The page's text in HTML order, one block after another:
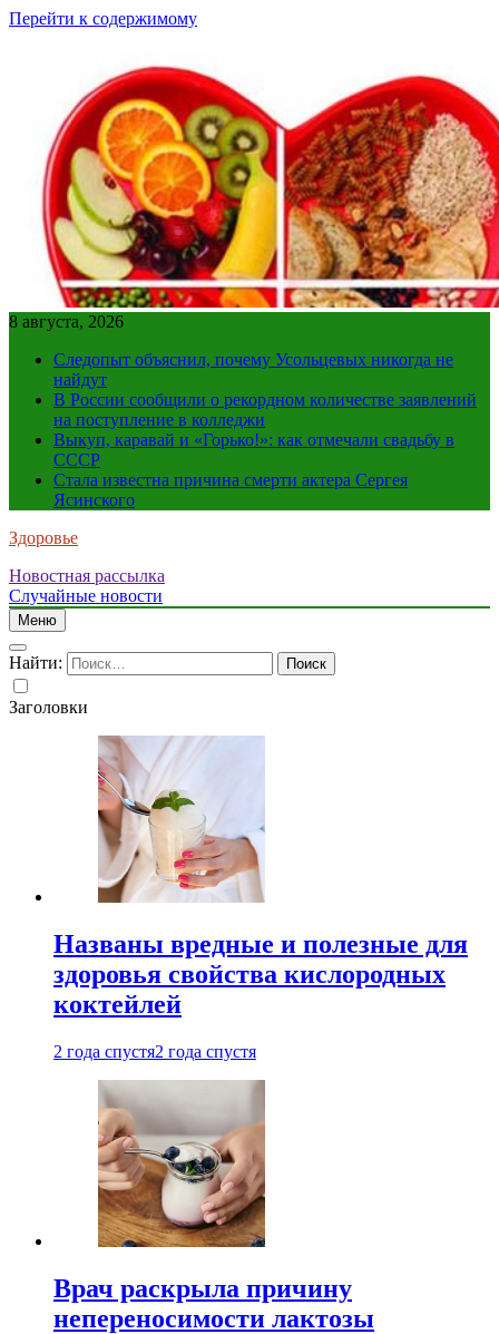
Перейти к содержимому
8 августа, 2026
Следопыт объяснил, почему Усольцевых никогда не
найдут
В России сообщили о рекордном количестве заявлений
на поступление в колледжи
Выкуп, каравай и «Горько!»: как отмечали свадьбу в
СССР
Стала известна причина смерти актера Сергея
Ясинского
Здоровье
Новостная рассылка
Случайные новости
Меню
Найти:
Заголовки
Названы вредные и полезные для
здоровья свойства кислородных
коктейлей
2 года спустя2 года спустя
Врач раскрыла причину
непереносимости лактозы